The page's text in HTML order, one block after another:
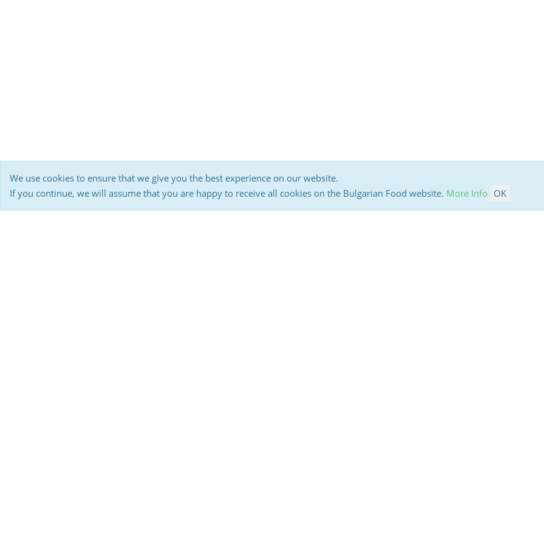
We use cookies to ensure that we give you the best experience on our website.
If you continue, we will assume that you are happy to receive all cookies on the Bulgarian Food website. More Info OK